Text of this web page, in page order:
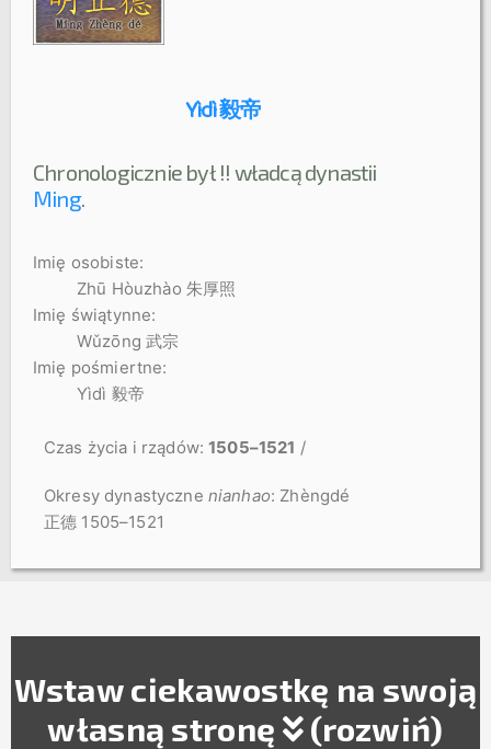
Yìdì 毅帝
Chronologicznie był !! władcą dynastii
Ming.
Imię osobiste:
Zhū Hòuzhào 朱厚照
Imię świątynne:
Wǔzōng 武宗
Imię pośmiertne:
Yìdì 毅帝
Czas życia i rządów:1505–1521 /
Okresy dynastyczne nianhao: Zhèngdé
正德 1505–1521
Wstaw ciekawostkę na swoją
własną stronę
(rozwiń)